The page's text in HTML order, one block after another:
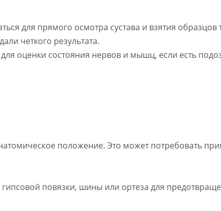
для прямого осмотра сустава и взятия
четкого результата.
оценки состояния нервов и мышц, если есть
положение. Это может потребовать
повязки, шины или ортеза для